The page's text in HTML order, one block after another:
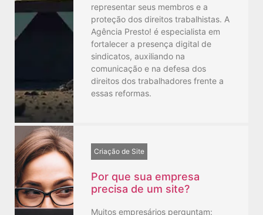
representar seus membros e a
proteção dos direitos trabalhistas. A
Agência Presto! é especialista em
fortalecer a presença digital de
sindicatos, auxiliando na
comunicação e na defesa dos
direitos dos trabalhadores frente a
essas reformas.
Criação de Site
Por que sua empresa
precisa de um site?
Muitos empresários perguntam: